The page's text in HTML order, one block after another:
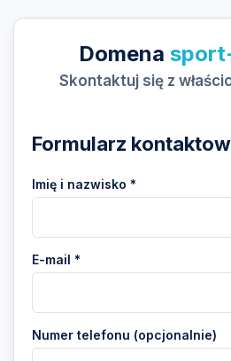
Domena
Skontaktuj się z
Formularz
Imię i nazwisko *
E-mail *
Numer telefonu (opcjonalnie)